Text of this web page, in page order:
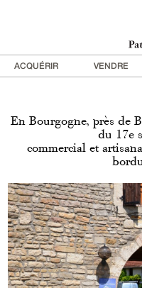
ACQUÉRIR VENDRE
En Bourgogne, près de
du 17e
commercial et